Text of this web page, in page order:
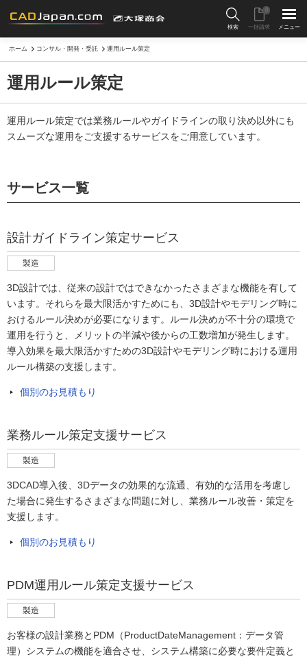
検索 一括請求
0
メニュー
ホーム コンサル・開発・受託 運用ルール策定
運用ルール策定
運用ルール策定では業務ルールやガイドラインの取り決め以外にも
スムーズな運用をご支援するサービスをご用意しています。
サービス一覧
設計ガイドライン策定サービス
製造
3D設計では、従来の設計ではできなかったさまざまな機能を有して
います。それらを最大限活かすためにも、3D設計やモデリング時に
おけるルール決めが必要になります。ルール決めが不十分の環境で
運用を行うと、メリットの半減や後からの工数増加が発生します。
導入効果を最大限活かすための3D設計やモデリング時における運用
ルール構築の支援します。
個別のお見積もり
業務ルール策定支援サービス
製造
3DCAD導入後、3Dデータの効果的な流通、有効的な活用を考慮し
た場合に発生するさまざまな問題に対し、業務ルール改善・策定を
支援します。
個別のお見積もり
PDM運用ルール策定支援サービス
製造
お客様の設計業務とPDM（ProductDateManagement：データ管
理）システムの機能を適合させ、システム構築に必要な要件定義と